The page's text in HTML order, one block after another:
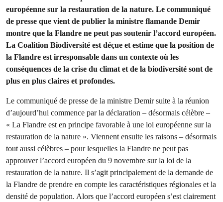
européenne sur la restauration de la nature. Le communiqué
de presse que vient de publier la ministre flamande Demir
montre que la Flandre ne peut pas soutenir l’accord européen.
La Coalition Biodiversité est déçue et estime que la position de
la Flandre est irresponsable dans un contexte où les
conséquences de la crise du climat et de la biodiversité sont de
plus en plus claires et profondes.
Le communiqué de presse de la ministre Demir suite à la réunion
d’aujourd’hui commence par la déclaration – désormais célèbre –
« La Flandre est en principe favorable à une loi européenne sur la
restauration de la nature ». Viennent ensuite les raisons – désormais
tout aussi célèbres – pour lesquelles la Flandre ne peut pas
approuver l’accord européen du 9 novembre sur la loi de la
restauration de la nature. Il s’agit principalement de la demande de
la Flandre de prendre en compte les caractéristiques régionales et la
densité de population. Alors que l’accord européen s’est clairement